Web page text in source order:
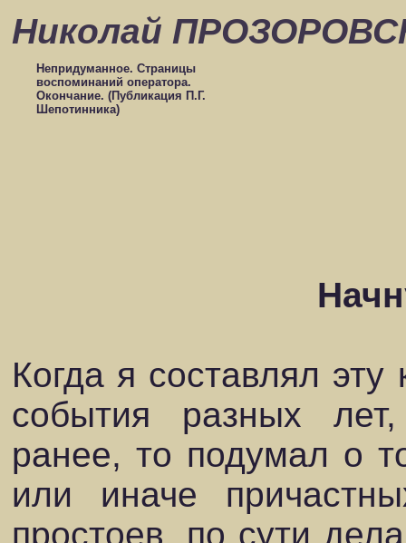
Николай
Непридуманное. Страницы
воспоминаний оператора.
Окончание. (Публикация П.Г.
Шепотинника)
Когда я составлял
события разных
ранее, то подумал о
или иначе
простоев, по сути